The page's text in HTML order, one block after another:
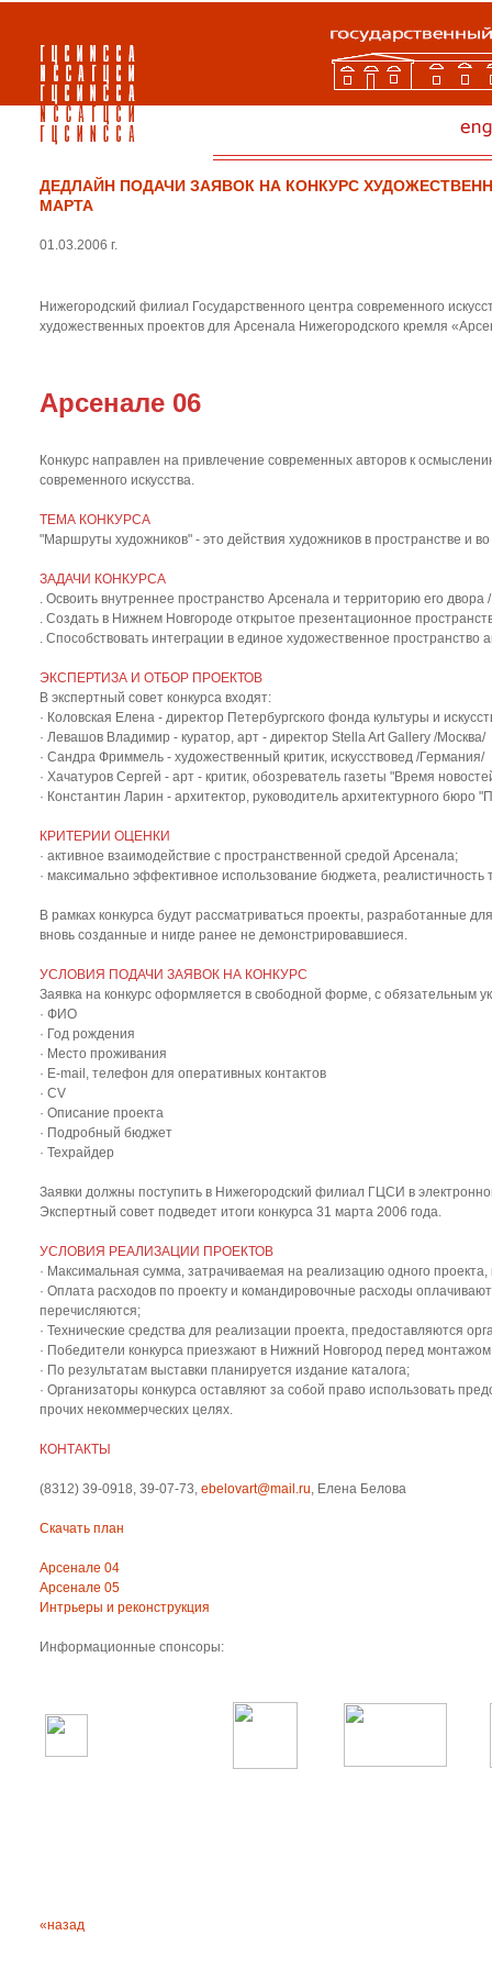
ДЕДЛАЙН ПОДАЧИ ЗАЯВОК НА КОНКУРС
МАРТА
01.03.2006 г.
Нижегородский филиал Государственного центра современного
художественных проектов для Арсенала Нижегородского кремля
Арсенале 06
Конкурс направлен на привлечение современных авторов к
современного искусства.
ТЕМА КОНКУРСА
"Маршруты художников" - это действия художников в пространстве и
ЗАДАЧИ КОНКУРСА
. Освоить внутреннее пространство Арсенала и территорию его двора
. Создать в Нижнем Новгороде открытое презентационное
. Способствовать интеграции в единое художественное пространство
ЭКСПЕРТИЗА И ОТБОР ПРОЕКТОВ
В экспертный совет конкурса входят:
· Коловская Елена - директор Петербургского фонда культуры и
· Левашов Владимир - куратор, арт - директор Stella Art Gallery /Москва/
· Сандра Фриммель - художественный критик, искусствовед /Германия/
· Хачатуров Сергей - арт - критик, обозреватель газеты "Время
· Константин Ларин - архитектор, руководитель архитектурного бюро
КРИТЕРИИ ОЦЕНКИ
· активное взаимодействие с пространственной средой Арсенала;
· максимально эффективное использование бюджета, реалистичность
В рамках конкурса будут рассматриваться проекты, разработанные
вновь созданные и нигде ранее не демонстрировавшиеся.
УСЛОВИЯ ПОДАЧИ ЗАЯВОК НА КОНКУРС
Заявка на конкурс оформляется в свободной форме, с обязательным
· ФИО
· Год рождения
· Место проживания
· E-mail, телефон для оперативных контактов
· СV
· Описание проекта
· Подробный бюджет
· Техрайдер
Заявки должны поступить в Нижегородский филиал ГЦСИ в
Экспертный совет подведет итоги конкурса 31 марта 2006 года.
УСЛОВИЯ РЕАЛИЗАЦИИ ПРОЕКТОВ
· Максимальная сумма, затрачиваемая на реализацию одного
· Оплата расходов по проекту и командировочные расходы
перечисляются;
· Технические средства для реализации проекта, предоставляются
· Победители конкурса приезжают в Нижний Новгород перед монтажом
· По результатам выставки планируется издание каталога;
· Организаторы конкурса оставляют за собой право использовать
прочих некоммерческих целях.
КОНТАКТЫ
(8312) 39-0918, 39-07-73, ebelovart@mail.ru, Елена Белова
Скачать план
Арсенале 04
Арсенале 05
Интрьеры и реконструкция
Информационные спонсоры:
«назад